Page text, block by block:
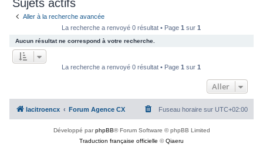
h
e
r
Sujets actifs
Aller à la recherche avancée
La recherche a renvoyé 0 résultat • Page1 sur1
Aucun résultat ne correspond à votre recherche.
La recherche a renvoyé 0 résultat • Page1 sur1
Aller
lacitroencx Forum Agence CX Fuseau horaire sur UTC+02:00
Développé parphpBB® Forum Software © phpBB Limited
Traduction française officielle ©Qiaeru